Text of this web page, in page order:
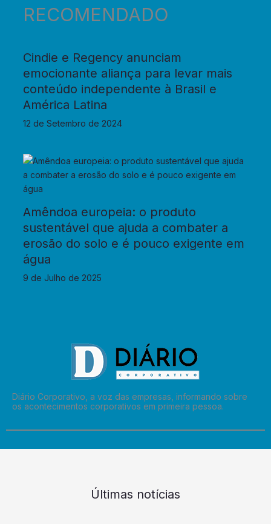
RECOMENDADO
Cindie e Regency anunciam
emocionante aliança para levar mais
conteúdo independente à Brasil e
América Latina
12 de Setembro de 2024
Amêndoa europeia: o produto
sustentável que ajuda a combater a
erosão do solo e é pouco exigente em
água
9 de Julho de 2025
Diário Corporativo, a voz das empresas, informando sobre
os acontecimentos corporativos em primeira pessoa.
Últimas notícias